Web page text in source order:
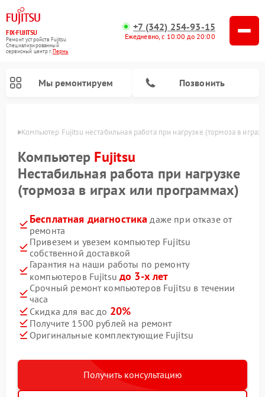
FIX-FUJITSU
Ремонт устройств Fujitsu
Специализированный
cервисный центр г.Пермь
+7 (342) 254-93-15
Ежедневно, с 10:00 до 20:00
Мы ремонтируем Позвонить
Компьютер Fujitsu нестабильная работа при нагрузке (тормоза в
Компьютер Fujitsu
Нестабильная работа при нагрузке
(тормоза в играх или программах)
Бесплатная диагностика даже при отказе от
ремонта
Привезем и увезем компьютер Fujitsu
собственной доставкой
Гарантия на наши работы по ремонту
компьютеров Fujitsuдо 3-х лет
Срочный ремонт компьютеров Fujitsu в течении
часа
Скидка для вас до 20%
Получите 1500 рублей на ремонт
Оригинальные комплектующие Fujitsu
Получить консультацию